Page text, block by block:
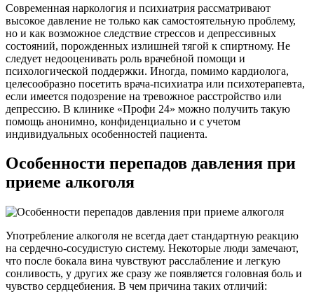
Современная наркология и психиатрия рассматривают
высокое давление не только как самостоятельную проблему,
но и как возможное следствие стрессов и депрессивных
состояний, порожденных излишней тягой к спиртному. Не
следует недооценивать роль врачебной помощи и
психологической поддержки. Иногда, помимо кардиолога,
целесообразно посетить врача-психиатра или психотерапевта,
если имеется подозрение на тревожное расстройство или
депрессию. В клинике «Профи 24» можно получить такую
помощь анонимно, конфиденциально и с учетом
индивидуальных особенностей пациента.
Особенности перепадов давления при
приеме алкоголя
Употребление алкоголя не всегда дает стандартную реакцию
на сердечно-сосудистую систему. Некоторые люди замечают,
что после бокала вина чувствуют расслабление и легкую
сонливость, у других же сразу же появляется головная боль и
чувство сердцебиения. В чем причина таких отличий: